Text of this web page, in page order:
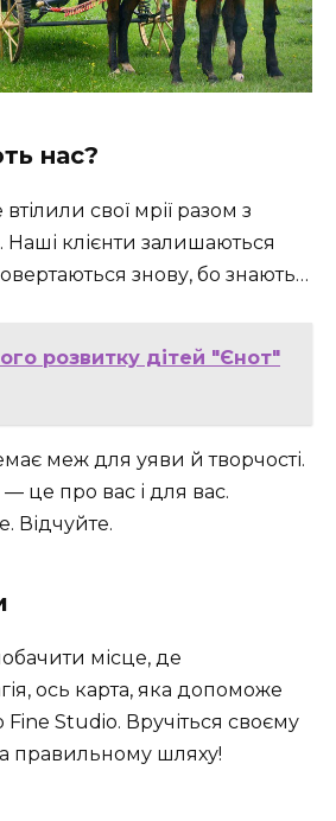
нас?
втілили свої мрії разом з
клієнти залишаються
знову, бо знають…
розвитку дітей "Єнот"
меж для уяви й творчості.
це про вас і для вас.
Відчуйте.
місце, де
ось карта, яка допоможе
Studio. Вручіться своєму
правильному шляху!